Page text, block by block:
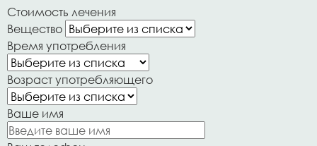
Стоимость лечения
Вещество
Время употребления
Возраст употребляющего
Ваше имя